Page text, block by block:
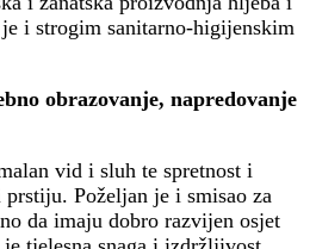
i strogim sanitarno-higijenskim
obrazovanje, napredovanje
vid i sluh te spretnost i
Poželjan je i smisao za
da imaju dobro razvijen osjet